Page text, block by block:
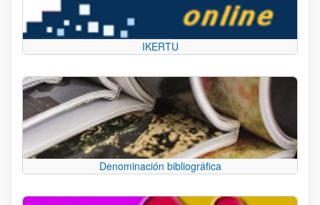
IKERTU
Denominación bibliográfica